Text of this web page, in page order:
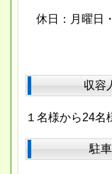
休日：月曜日
収容
１名様から24名
駐